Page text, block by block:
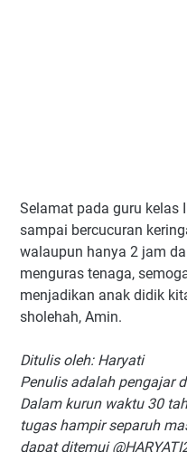
Selamat pada guru kelas
sampai bercucuran
walaupun hanya 2 jam
menguras tenaga,
menjadikan anak didik
sholehah, Amin.
Ditulis oleh: Haryati
Penulis adalah pengajar
Dalam kurun waktu 30
tugas hampir separuh
dapat ditemui